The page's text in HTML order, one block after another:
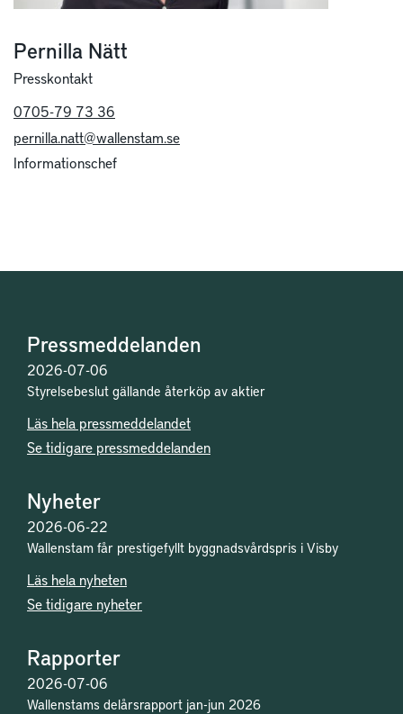
Pernilla Nätt
Presskontakt
0705-79 73 36
pernilla.natt@wallenstam.se
Informationschef
Pressmeddelanden
2026-07-06
Styrelsebeslut gällande återköp av aktier
Läs hela pressmeddelandet
Se tidigare pressmeddelanden
Nyheter
2026-06-22
Wallenstam får prestigefyllt byggnadsvårdspris i Visby
Läs hela nyheten
Se tidigare nyheter
Rapporter
2026-07-06
Wallenstams delårsrapport jan-jun 2026